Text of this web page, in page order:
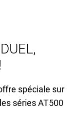
spéciale sur
séries AT500